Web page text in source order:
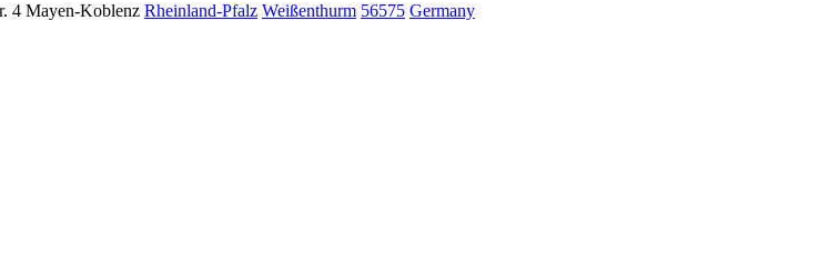
4 Mayen-Koblenz Rheinland-Pfalz Weißenthurm 56575 Germany